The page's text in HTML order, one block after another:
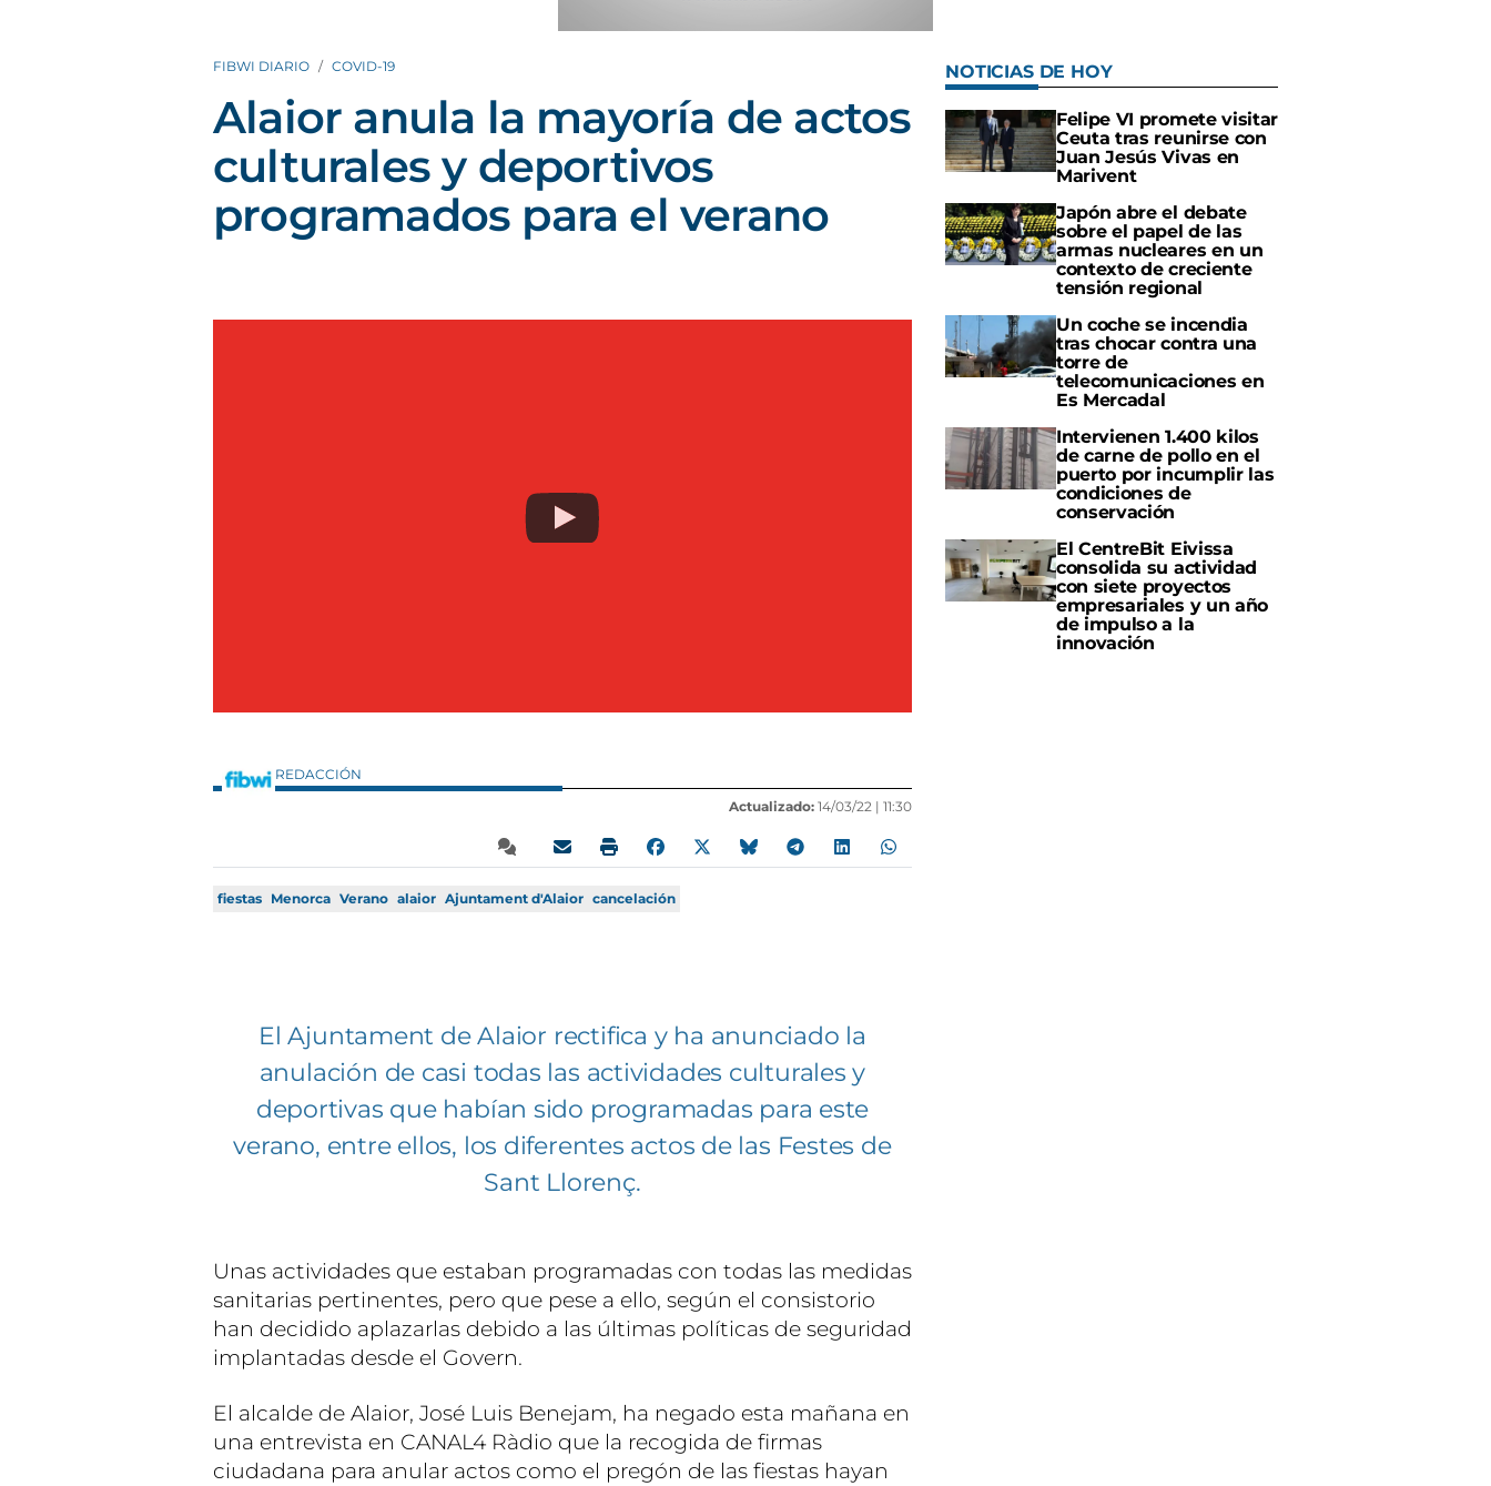
FIBWI DIARIO COVID-19
Alaior anula la mayoría de actos
culturales y deportivos
programados para el verano
REDACCIÓN
Actualizado: 14/03/22 | 11:30
fiestas Menorca Verano alaior Ajuntament d'Alaior cancelación
El Ajuntament de Alaior rectifica y ha anunciado la
anulación de casi todas las actividades culturales y
deportivas que habían sido programadas para este
verano, entre ellos, los diferentes actos de las Festes de
Sant Llorenç.
Unas actividades que estaban programadas con todas las medidas
sanitarias pertinentes, pero que pese a ello, según el consistorio
han decidido aplazarlas debido a las últimas políticas de seguridad
implantadas desde el Govern.
El alcalde de Alaior, José Luis Benejam, ha negado esta mañana en
una entrevista en CANAL4 Ràdio que la recogida de firmas
ciudadana para anular actos como el pregón de las fiestas hayan
NOTICIAS DE HOY
Felipe VI promete visitar
Ceuta tras reunirse con
Juan Jesús Vivas en
Marivent
Japón abre el debate
sobre el papel de las
armas nucleares en un
contexto de creciente
tensión regional
Un coche se incendia
tras chocar contra una
torre de
telecomunicaciones en
Es Mercadal
Intervienen 1.400 kilos
de carne de pollo en el
puerto por incumplir las
condiciones de
conservación
El CentreBit Eivissa
consolida su actividad
con siete proyectos
empresariales y un año
de impulso a la
innovación